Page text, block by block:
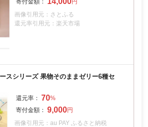
画像引用元：さとふる
還元率引用元：楽天市場
スシリーズ 果物そのままゼリー6種セ
70
9,000
画像引用元：au PAY ふるさと納税